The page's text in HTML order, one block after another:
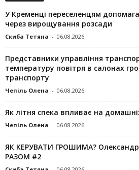
У Кременці переселенцям
через вирощування розсади
Скиба Тетяна - 06.08.2026
Представники управління
температуру повітря в салонах
транспорту
Чепіль Олена - 06.08.2026
Як літня спека впливає на
Чепіль Олена - 06.08.2026
ЯК КЕРУВАТИ ГРОШИМА?
РАЗОМ #2